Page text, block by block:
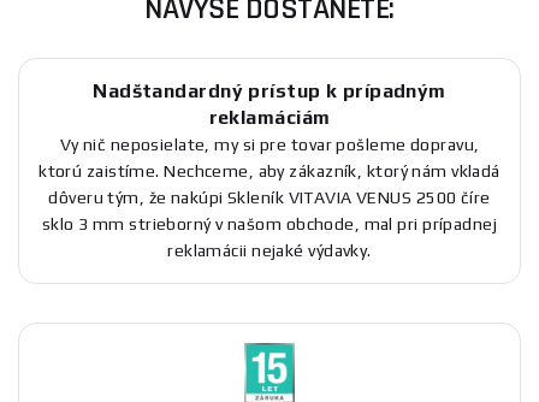
NAVYŠE DOSTANETE:
Nadštandardný prístup k prípadným
reklamáciám
Vy nič neposielate, my si pre tovar pošleme dopravu,
ktorú zaistíme. Nechceme, aby zákazník, ktorý nám vkladá
dôveru tým, že nakúpi Skleník VITAVIA VENUS 2500 číre
sklo 3 mm strieborný v našom obchode, mal pri prípadnej
reklamácii nejaké výdavky.